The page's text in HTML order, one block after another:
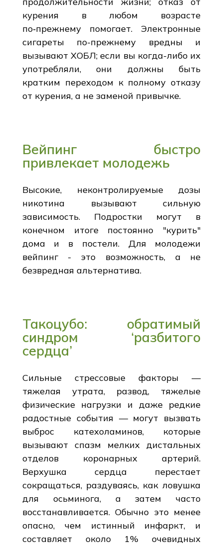
курения в любом возрасте
по‑прежнему помогает. Электронные
сигареты по-прежнему вредны и
вызывают ХОБЛ; если вы когда-либо их
употребляли, они должны быть
кратким переходом к полному отказу
от курения, а не заменой привычке.
Вейпинг быстро
привлекает молодежь
Высокие, неконтролируемые дозы
никотина вызывают сильную
зависимость. Подростки могут в
конечном итоге постоянно "курить"
дома и в постели. Для молодежи
вейпинг - это возможность, а не
безвредная альтернатива.
Такоцубо: обратимый
синдром ‘разбитого
сердца’
Сильные стрессовые факторы —
тяжелая утрата, развод, тяжелые
физические нагрузки и даже редкие
радостные события — могут вызвать
выброс катехоламинов, которые
вызывают спазм мелких дистальных
отделов коронарных артерий.
Верхушка сердца перестает
сокращаться, раздуваясь, как ловушка
для осьминога, а затем часто
восстанавливается. Обычно это менее
опасно, чем истинный инфаркт, и
составляет около 1% очевидных